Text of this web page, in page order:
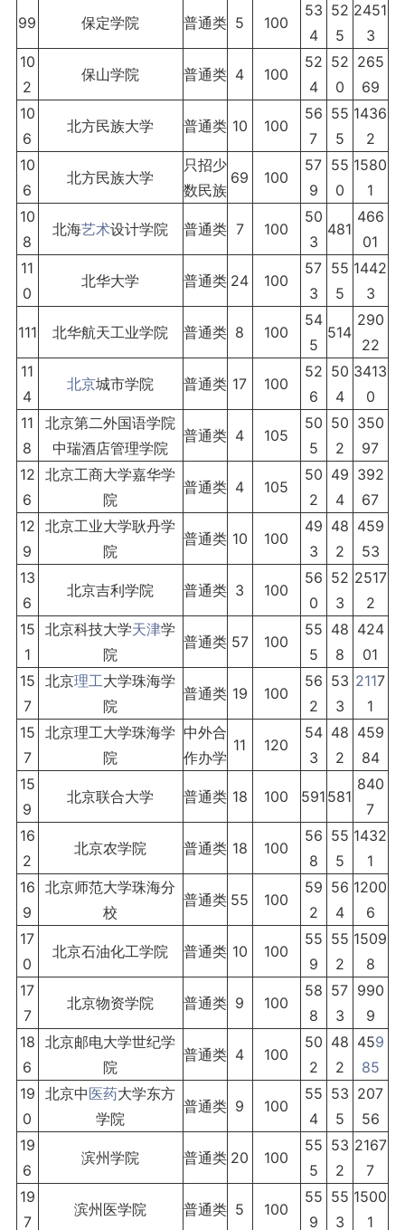
99 保定学院 普通类 5 100
53
4
52
5
2451
3
10
2
保山学院 普通类 4 100
52
4
52
0
265
69
10
6
北方民族大学 普通类 10 100
56
7
55
5
1436
2
10
6
北方民族大学
只招少
数民族
69 100
57
9
55
0
1580
1
10
8
北海艺术设计学院 普通类 7 100
50
3
481
466
01
11
0
北华大学 普通类 24 100
57
3
55
5
1442
3
111 北华航天工业学院 普通类 8 100
54
5
514
290
22
11
4
北京城市学院 普通类 17 100
52
6
50
4
3413
0
11
8
北京第二外国语学院
中瑞酒店管理学院
普通类 4 105
50
5
50
2
350
97
12
6
北京工商大学嘉华学
院
普通类 4 105
50
2
49
4
392
67
12
9
北京工业大学耿丹学
院
普通类 10 100
49
3
48
2
459
53
13
6
北京吉利学院 普通类 3 100
56
0
52
3
2517
2
15
1
北京科技大学天津学
院
普通类 57 100
55
5
48
8
424
01
15
7
北京理工大学珠海学
院
普通类 19 100
56
2
53
3
2117
1
15
7
北京理工大学珠海学
院
中外合
作办学
11 120
54
3
48
2
459
84
15
9
北京联合大学 普通类 18 100 591 581
840
7
16
2
北京农学院 普通类 18 100
56
8
55
5
1432
1
16
9
北京师范大学珠海分
校
普通类 55 100
59
2
56
4
1200
6
17
0
北京石油化工学院 普通类 10 100
55
9
55
2
1509
8
17
7
北京物资学院 普通类 9 100
58
8
57
3
990
9
18
6
北京邮电大学世纪学
院
普通类 4 100
50
2
48
2
459
85
19
0
北京中医药大学东方
学院
普通类 9 100
55
4
53
5
207
56
19
6
滨州学院 普通类 20 100
55
5
53
2
2167
7
19
7
滨州医学院 普通类 5 100
55
9
55
3
1500
1